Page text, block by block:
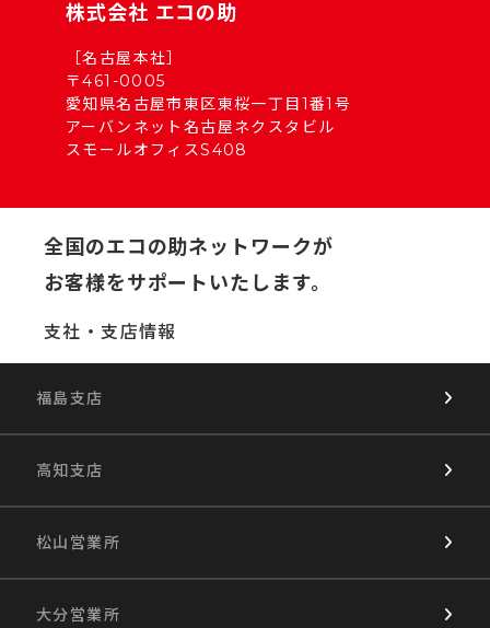
株式会社 エコの助
［名古屋本社］
〒461-0005
愛知県名古屋市東区東桜一丁目1番1号
アーバンネット名古屋ネクスタビル
スモールオフィスS408
全国のエコの助ネットワークが
お客様をサポートいたします。
支社・支店情報
福島支店
高知支店
松山営業所
大分営業所